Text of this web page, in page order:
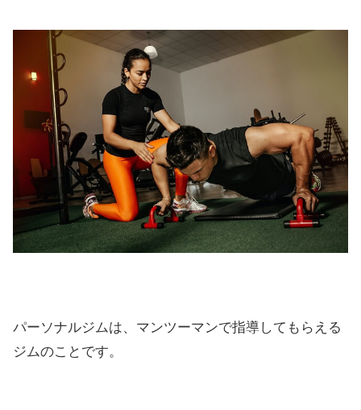
パーソナルジムは、マンツーマンで指導してもらえる
ジムのことです。